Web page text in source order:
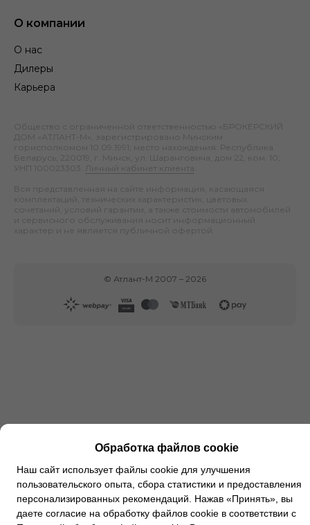
О компании
О нас
Дилеры
Карьера
Общество с ограниченной ответственностью «БРОКЕРСКИЙ
ДОМ «АТЛАНТ-М», зарегистрировано Минским
горисполкомом 10.09.1991; место нахождения: Республика
Беларусь, 220019, г. Минск, ул. Шаранговича, дом 22, ком. 10;
УНП 100023303.
Личный кабинет клиента
Вся представленная на сайте информация, касающаяся
комплектаций, технических характеристик, цветовых
сочетаний, условий гарантии, а также стоимости автомобилей
и сервисного обслуживания носит информационный
характер и не является публичной офертой.
© Атлант-М 2007 – 2026
Обработка файлов cookie
Наш сайт использует файлы cookie для улучшения
пользовательского опыта, сбора статистики и предоставления
персонализированных рекомендаций. Нажав «Принять», вы
даете согласие на обработку файлов cookie в соответствии с